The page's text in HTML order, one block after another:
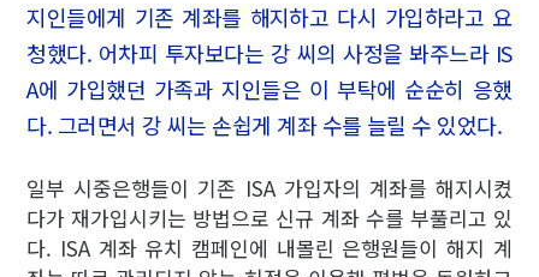
지인들에게 기존 계좌를 해지하고 다시 가입하라고 요
청했다. 어차피 투자보다는 강 씨의 사정을 봐주느라 IS
A에 가입했던 가족과 지인들은 이 부탁에 순순히 응했
다. 그러면서 강 씨는 손쉽게 계좌 수를 늘릴 수 있었다.
일부 시중은행들이 기존 ISA 가입자의 계좌를 해지시켰
다가 재가입시키는 방법으로 신규 계좌 수를 부풀리고 있
다. ISA 계좌 유치 캠페인에 내몰린 은행원들이 해지 계